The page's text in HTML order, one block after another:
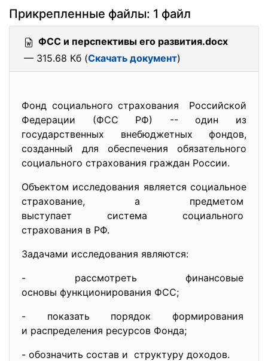
Прикрепленные файлы: 1 файл
ФСС и перспективы его развития.docx
— 315.68 Кб (Скачать документ)
Фонд социального страхования Российской
Федерации (ФСС РФ) -- один из
государственных внебюджетных фондов,
созданный для обеспечения обязательного
социального страхования граждан России.
Объектом исследования является социальное
страхование, а предметом
выступает система социального
страхования в РФ.
Задачами исследования являются:
- рассмотреть финансовые
основы функционирования ФСС;
- показать порядок формирования
и распределения ресурсов Фонда;
- обозначить состав и структуру доходов.